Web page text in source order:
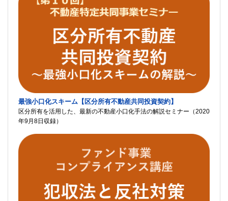
最強小口化スキーム【区分所有不動産共同投資契約】
区分所有を活用した、最新の不動産小口化手法の解説セミナー（2020
年9月8日収録）